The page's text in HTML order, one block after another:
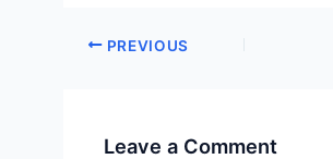
PREVIOUS
Leave a Comment